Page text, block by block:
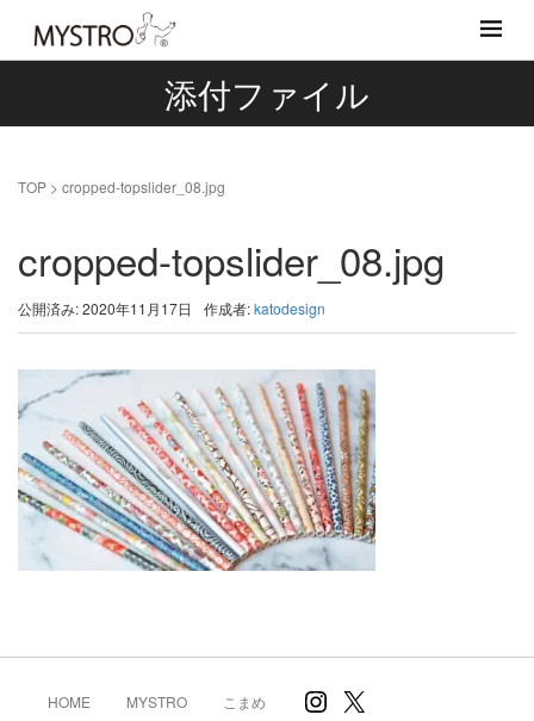
添付ファイル
TOP > cropped-topslider_08.jpg
cropped-topslider_08.jpg
公開済み: 2020年11月17日 作成者:katodesign
HOME MYSTRO こまめ Instagram
X